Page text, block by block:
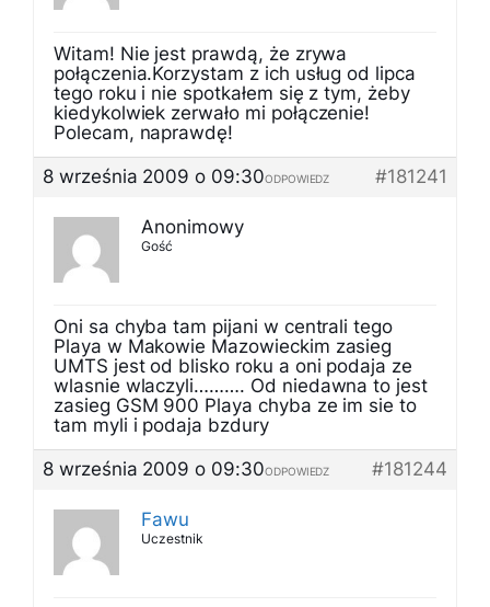
Witam! Nie jest prawdą, że zrywa
połączenia.Korzystam z ich usług od lipca
tego roku i nie spotkałem się z tym, żeby
kiedykolwiek zerwało mi połączenie!
Polecam, naprawdę!
8 września 2009 o 09:30
#181241
ODPOWIEDZ
Anonimowy
Gość
Oni sa chyba tam pijani w centrali tego
Playa w Makowie Mazowieckim zasieg
UMTS jest od blisko roku a oni podaja ze
wlasnie wlaczyli………. Od niedawna to jest
zasieg GSM 900 Playa chyba ze im sie to
tam myli i podaja bzdury
8 września 2009 o 09:30
#181244
ODPOWIEDZ
Fawu
Uczestnik